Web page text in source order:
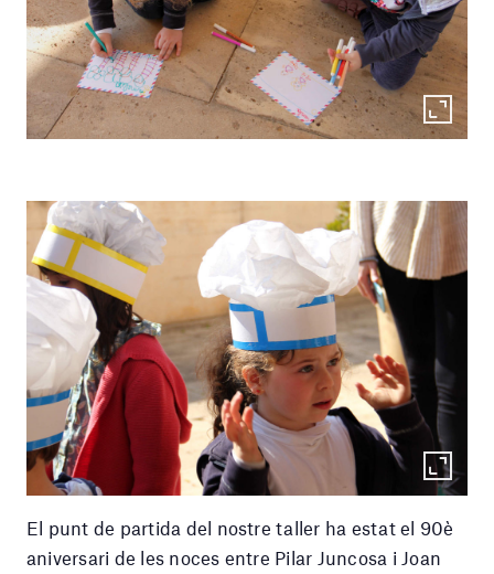
El punt de partida del nostre taller ha estat el 90è
aniversari de les noces entre Pilar Juncosa i Joan